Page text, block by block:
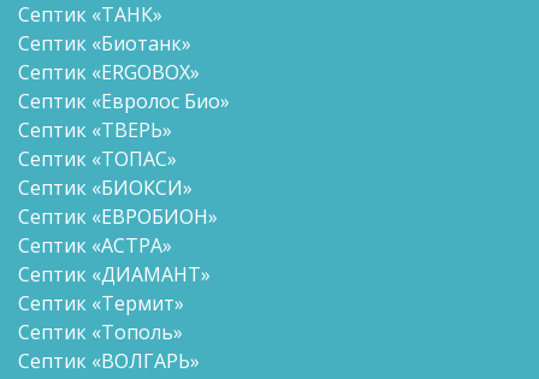
Септик «ТАНК»
Септик «Биотанк»
Септик «ERGOBOX»
Септик «Евролос Био»
Септик «ТВЕРЬ»
Септик «ТОПАС»
Септик «БИОКСИ»
Септик «ЕВРОБИОН»
Септик «АСТРА»
Септик «ДИАМАНТ»
Септик «Термит»
Септик «Тополь»
Септик «ВОЛГАРЬ»